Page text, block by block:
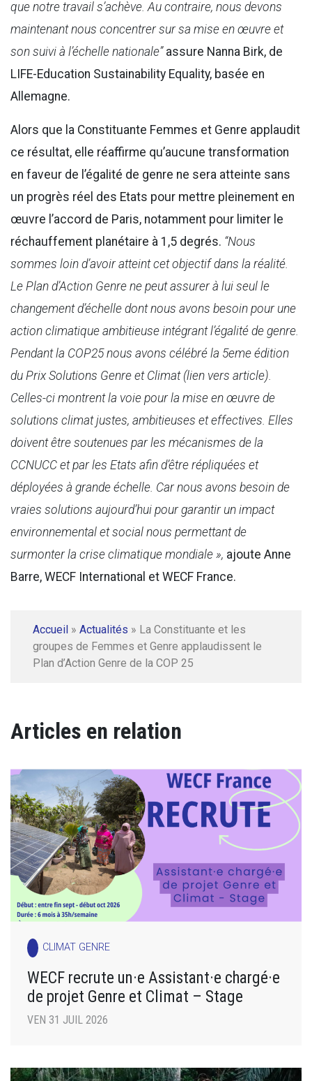
que notre travail s’achève. Au contraire, nous devons
maintenant nous concentrer sur sa mise en œuvre et
son suivi à l’échelle nationale”assure Nanna Birk, de
LIFE-Education Sustainability Equality, basée en
Allemagne.
Alors que la Constituante Femmes et Genre applaudit
ce résultat, elle réaffirme qu’aucune transformation
en faveur de l’égalité de genre ne sera atteinte sans
un progrès réel des Etats pour mettre pleinement en
œuvre l’accord de Paris, notamment pour limiter le
réchauffement planétaire à 1,5 degrés. “Nous
sommes loin d’avoir atteint cet objectif dans la réalité.
Le Plan d’Action Genre ne peut assurer à lui seul le
changement d’échelle dont nous avons besoin pour une
action climatique ambitieuse intégrant l’égalité de genre.
Pendant la COP25 nous avons célébré la 5eme édition
du Prix Solutions Genre et Climat (lien vers article).
Celles-ci montrent la voie pour la mise en œuvre de
solutions climat justes, ambitieuses et effectives. Elles
doivent être soutenues par les mécanismes de la
CCNUCC et par les Etats afin d’être répliquées et
déployées à grande échelle. Car nous avons besoin de
vraies solutions aujourd’hui pour garantir un impact
environnemental et social nous permettant de
surmonter la crise climatique mondiale », ajoute Anne
Barre, WECF International et WECF France.
Accueil » Actualités » La Constituante et les
groupes de Femmes et Genre applaudissent le
Plan d’Action Genre de la COP 25
Articles en relation
CLIMAT GENRE
WECF recrute un·e Assistant·e chargé·e
de projet Genre et Climat – Stage
VEN 31 JUIL 2026